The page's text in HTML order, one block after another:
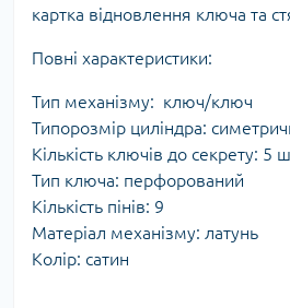
картка відновлення ключа та
Повні характеристики:
Тип механізму: ключ/ключ
Типорозмір циліндра:
Кількість ключів до секрету: 5
Тип ключа: перфорований
Кількість пінів: 9
Матеріал механізму: латунь
Колір: сатин